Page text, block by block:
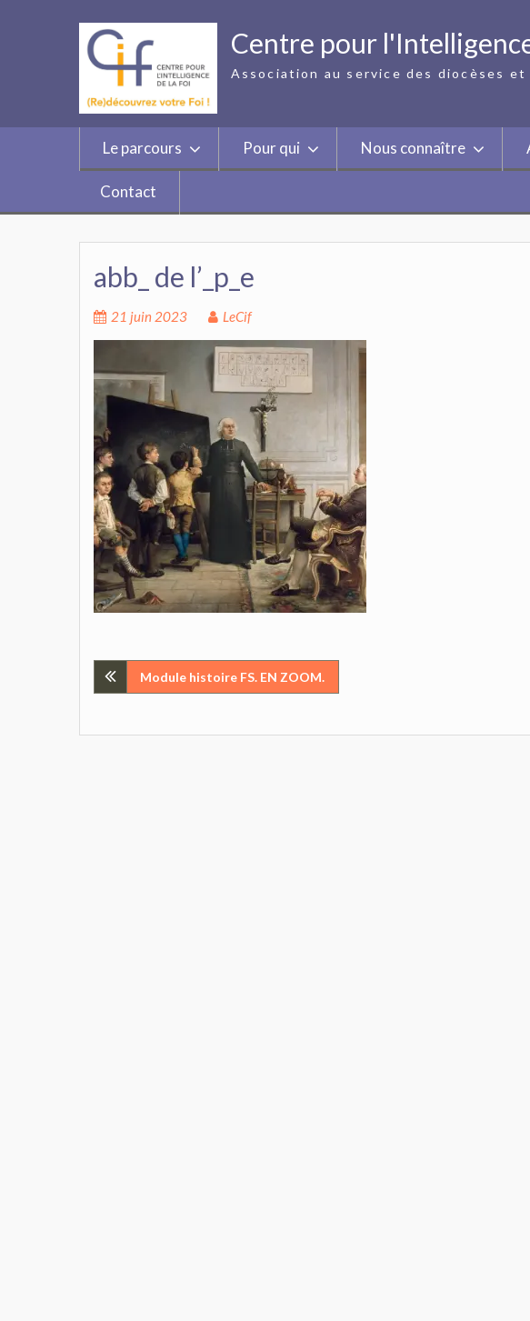
Centre pour
Association au service des diocèses
Le parcours Pour qui Nous connaître
Contact
abb_ de l’_p_e
21 juin 2023 LeCif
Navigation
Module histoire FS. EN ZOOM.